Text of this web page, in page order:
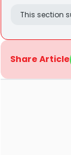
This section
Share Article